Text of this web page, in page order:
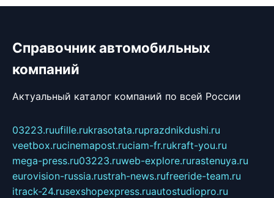
Справочник автомобильных
компаний
Актуальный каталог компаний по всей России
03223.ruufille.rukrasotata.ruprazdnikdushi.ru
veetbox.rucinemapost.ruciam-fr.rukraft-you.ru
mega-press.ru03223.ruweb-explore.rurastenuya.ru
eurovision-russia.rustrah-news.rufreeride-team.ru
itrack-24.rusexshopexpress.ruautostudiopro.ru